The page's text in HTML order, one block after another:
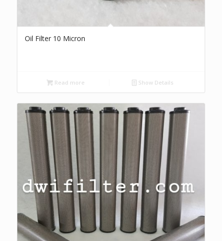
Oil Filter 10 Micron
Read more Show Details